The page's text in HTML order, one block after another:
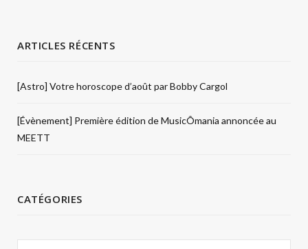
ARTICLES RÉCENTS
[Astro] Votre horoscope d’août par Bobby Cargol
[Évènement] Première édition de MusicÔmania annoncée au
MEETT
CATÉGORIES